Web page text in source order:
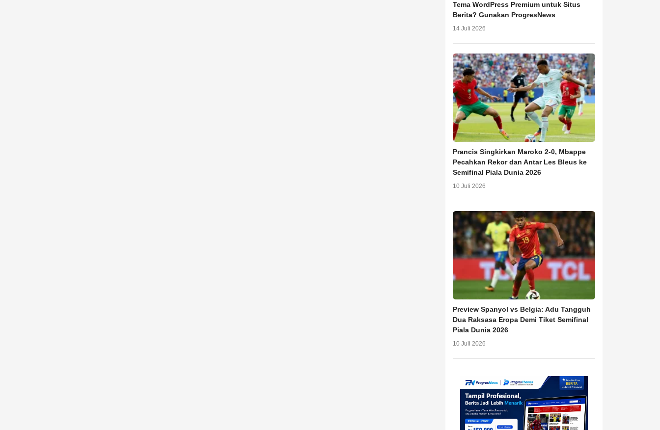
Tema WordPress Premium untuk Situs
Berita? Gunakan ProgresNews
14 Juli 2026
Prancis Singkirkan Maroko 2-0, Mbappe
Pecahkan Rekor dan Antar Les Bleus ke
Semifinal Piala Dunia 2026
10 Juli 2026
Preview Spanyol vs Belgia: Adu Tangguh
Dua Raksasa Eropa Demi Tiket Semifinal
Piala Dunia 2026
10 Juli 2026